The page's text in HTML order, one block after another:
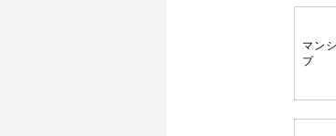
マン
プ